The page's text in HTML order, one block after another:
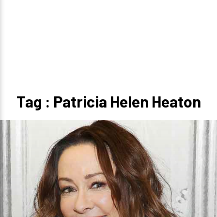
Tag : Patricia Helen Heaton